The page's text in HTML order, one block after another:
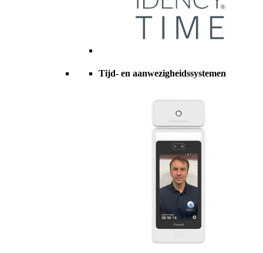
Tijd- en aanwezigheidssystemen